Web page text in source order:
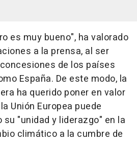
es muy bueno", ha valorado
a la prensa, al ser
de los países
España. De este modo, la
ha querido poner en valor
Unión Europea puede
"unidad y liderazgo" en la
climático a la cumbre de